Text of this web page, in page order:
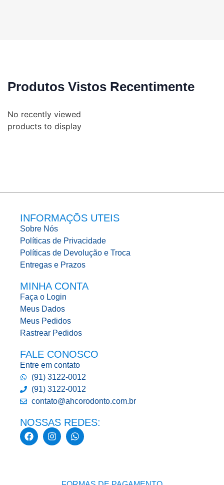
Produtos Vistos Recentimente
No recently viewed
products to display
INFORMAÇÕS UTEIS
Sobre Nós
Políticas de Privacidade
Políticas de Devolução e Troca
Entregas e Prazos
MINHA CONTA
Faça o Login
Meus Dados
Meus Pedidos
Rastrear Pedidos
FALE CONOSCO
Entre em contato
(91) 3122-0012
(91) 3122-0012
contato@ahcorodonto.com.br
NOSSAS REDES: